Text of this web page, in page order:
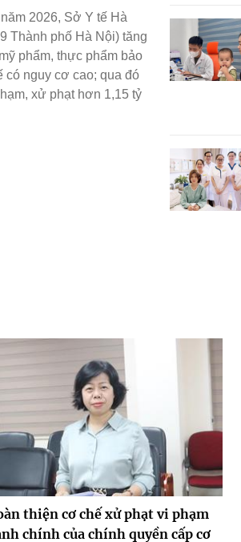
2026, Sở Y tế Hà
Thành phố Hà Nội) tăng
phẩm, thực phẩm bảo
có nguy cơ cao; qua đó
xử phạt hơn 1,15 tỷ
thiện cơ chế xử phạt vi phạm
chính của chính quyền cấp cơ